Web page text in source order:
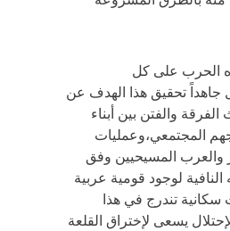
الحرب على كل
جاهداً تحقيق هذا الهدف عن
والفتن بين أبناء
المجتمعي،وعمليات
والعرب المسيحيين وفق
لوجود قومية عربية
تندرج في هذا
يسعى لإختراق القلعة